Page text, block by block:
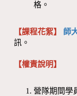
格。
【課程花絮】 師
訊。
【權責說明】
營隊期間學